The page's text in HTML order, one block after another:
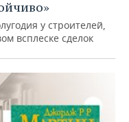
у строителей,
всплеске сделок